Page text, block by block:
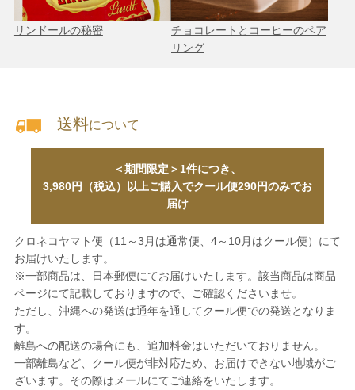
リンドールの秘密
チョコレートとコーヒーのペア
リング
送料について
＜期間限定＞1件につき、
3,980円（税込）以上ご購入でクール便290円のみでお
届け
クロネコヤマト便（11～3月は通常便、4～10月はクール便）にて
お届けいたします。
※一部商品は、日本郵便にてお届けいたします。該当商品は商品
ページにて記載しておりますので、ご確認くださいませ。
ただし、沖縄への発送は通年を通してクール便での発送となりま
す。
離島への配送の場合にも、追加料金はいただいておりません。
一部離島など、クール便が非対応ため、お届けできない地域がご
ざいます。その際はメールにてご連絡をいたします。